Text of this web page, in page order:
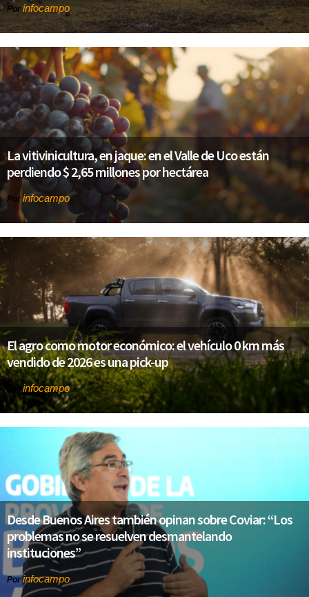
Por infocampo
La vitivinicultura, en jaque: en el Valle de Uco están
perdiendo $ 2,65 millones por hectárea
Por infocampo
El agro como motor económico: el vehículo 0 km más
vendido de 2026 es una pick-up
Porinfocampo
Desde Buenos Aires también opinan sobre Coviar: “Los
problemas no se resuelven desmantelando
instituciones”
Porinfocampo